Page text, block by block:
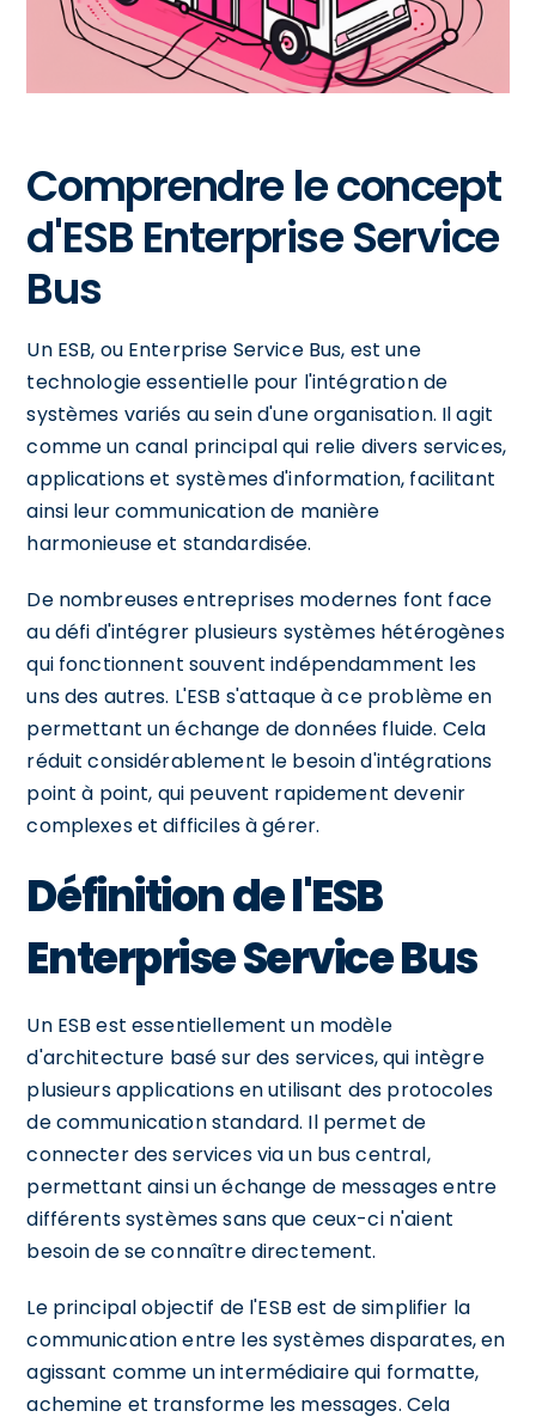
Comprendre le concept
d'ESB Enterprise Service
Bus
Un ESB, ou Enterprise Service Bus, est une
technologie essentielle pour l'intégration de
systèmes variés au sein d'une organisation. Il agit
comme un canal principal qui relie divers services,
applications et systèmes d'information, facilitant
ainsi leur communication de manière
harmonieuse et standardisée.
De nombreuses entreprises modernes font face
au défi d'intégrer plusieurs systèmes hétérogènes
qui fonctionnent souvent indépendamment les
uns des autres. L'ESB s'attaque à ce problème en
permettant un échange de données fluide. Cela
réduit considérablement le besoin d'intégrations
point à point, qui peuvent rapidement devenir
complexes et difficiles à gérer.
Définition de l'ESB
Enterprise Service Bus
Un ESB est essentiellement un modèle
d'architecture basé sur des services, qui intègre
plusieurs applications en utilisant des protocoles
de communication standard. Il permet de
connecter des services via un bus central,
permettant ainsi un échange de messages entre
différents systèmes sans que ceux-ci n'aient
besoin de se connaître directement.
Le principal objectif de l'ESB est de simplifier la
communication entre les systèmes disparates, en
agissant comme un intermédiaire qui formatte,
achemine et transforme les messages. Cela